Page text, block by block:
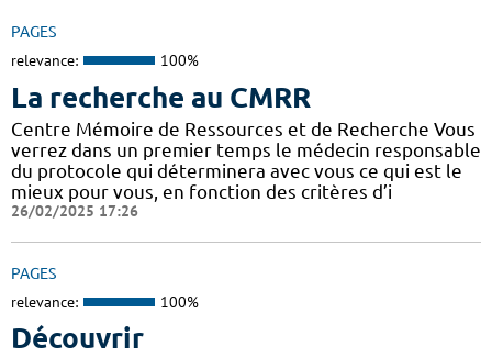
PAGES
relevance: 100%
La recherche au CMRR
Centre Mémoire de Ressources et de Recherche Vous
verrez dans un premier temps le médecin responsable
du protocole qui déterminera avec vous ce qui est le
mieux pour vous, en fonction des critères d’i
26/02/2025 17:26
PAGES
relevance: 100%
Découvrir